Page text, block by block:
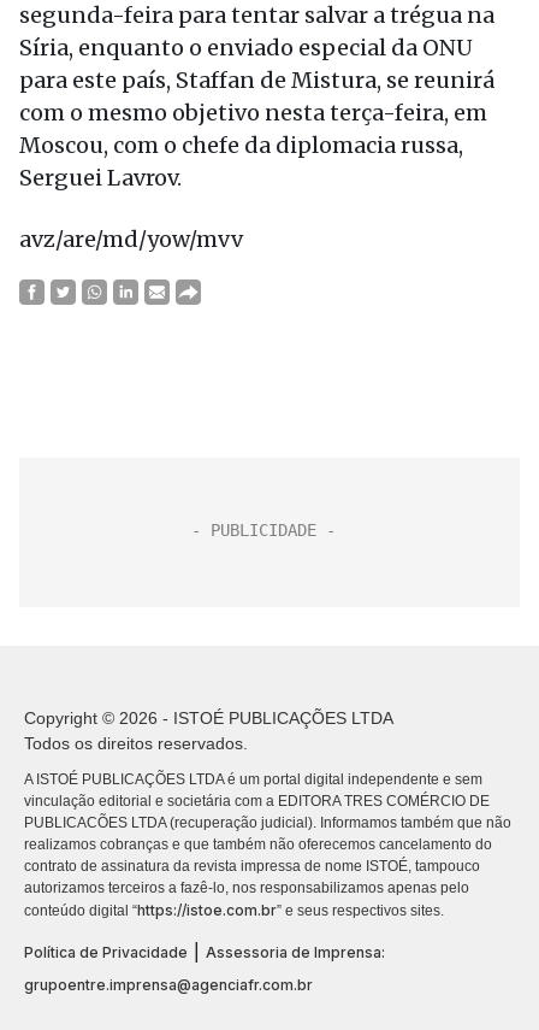
segunda-feira para tentar salvar a trégua na
Síria, enquanto o enviado especial da ONU
para este país, Staffan de Mistura, se reunirá
com o mesmo objetivo nesta terça-feira, em
Moscou, com o chefe da diplomacia russa,
Serguei Lavrov.
avz/are/md/yow/mvv
Copyright © 2026 - ISTOÉ PUBLICAÇÕES LTDA
Todos os direitos reservados.
A ISTOÉ PUBLICAÇÕES LTDA é um portal digital independente e sem
vinculação editorial e societária com a EDITORA TRES COMÉRCIO DE
PUBLICACÕES LTDA (recuperação judicial). Informamos também que não
realizamos cobranças e que também não oferecemos cancelamento do
contrato de assinatura da revista impressa de nome ISTOÉ, tampouco
autorizamos terceiros a fazê-lo, nos responsabilizamos apenas pelo
conteúdo digital “https://istoe.com.br” e seus respectivos sites.
Política de Privacidade
Assessoria de Imprensa:
grupoentre.imprensa@agenciafr.com.br